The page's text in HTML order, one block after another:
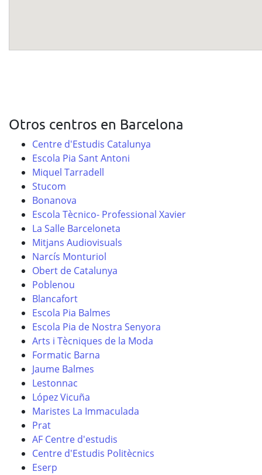
Otros centros en Barcelona
Centre d'Estudis Catalunya
Escola Pia Sant Antoni
Miquel Tarradell
Stucom
Bonanova
Escola Tècnico- Professional Xavier
La Salle Barceloneta
Mitjans Audiovisuals
Narcís Monturiol
Obert de Catalunya
Poblenou
Blancafort
Escola Pia Balmes
Escola Pia de Nostra Senyora
Arts i Tècniques de la Moda
Formatic Barna
Jaume Balmes
Lestonnac
López Vicuña
Maristes La Immaculada
Prat
AF Centre d'estudis
Centre d'Estudis Politècnics
Eserp